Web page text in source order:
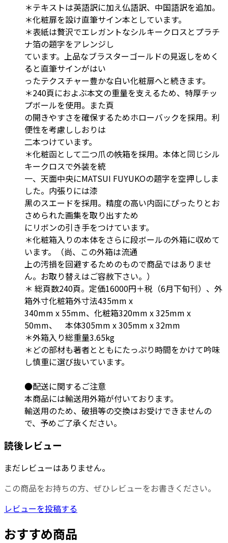
＊テキストは英語訳に加え仏語訳、中国語訳を追加。
＊化粧扉を設け直筆サイン本としています。
＊表紙は贅沢でエレガントなシルキークロスとプラチ
ナ箔の題字をアレンジし
ています。上品なブラスターゴールドの見返しをめく
ると直筆サインがはい
ったテクスチャー豊かな白い化粧扉へと続きます。
＊240頁におよぶ本文の重量を支えるため、特厚チッ
プボールを使用。また頁
の開きやすさを確保するためホローバックを採用。利
便性を考慮ししおりは
二本つけています。
＊化粧函として二つ爪の帙箱を採用。本体と同じシル
キークロスで外装を統
一、天面中央にMATSUI FUYUKOの題字を空押ししま
した。内張りには漆
黒のスエードを採用。精度の高い内函にぴったりとお
さめられた画集を取り出すため
にリボンの引き手をつけています。
＊化粧箱入りの本体をさらに段ボールの外箱に収めて
います。（尚、この外箱は流通
上の汚損を回避するためのもので商品ではありませ
ん。お取り替えはご容赦下さい。）
＊ 総頁数240頁。定価16000円＋税（6月下旬刊）、外
箱外寸化粧箱外寸法435mm x
340mm x 55mm、化粧箱320mm x 325mm x
50mm、 本体305mm x 305mm x 32mm
＊外箱入り総重量3.65kg
＊どの部材も著者とともにたっぷり時間をかけて吟味
し慎重に選び抜いています。
●配送に関するご注意
本商品には輸送用外箱が付いております。
輸送用のため、破損等の交換はお受けできませんの
で、予めご了承ください。
読後レビュー
まだレビューはありません。
この商品をお持ちの方、ぜひレビューをお書きください。
レビューを投稿する
おすすめ商品